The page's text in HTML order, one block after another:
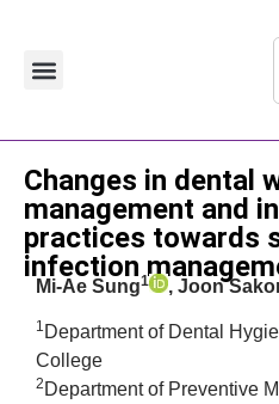
Original Article
Changes in dental
management and
practices towards
infection
Mi-Ae Sung1 , Joon
1 Department of Dental
College
2 Department of Preventive